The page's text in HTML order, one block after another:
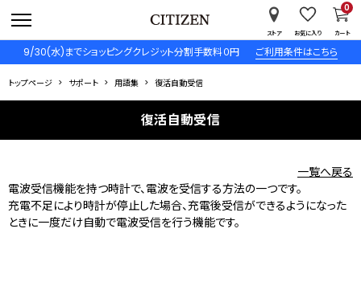
9/30(水)までショッピングクレジット分割手数料０円 ご利用条件はこちら
ストア お気に入り カート
0
トップページ サポート 用語集 復活自動受信
復活自動受信
一覧へ戻る
電波受信機能を持つ時計で、電波を受信する方法の一つです。
充電不足により時計が停止した場合、充電後受信ができるようになった
ときに一度だけ自動で電波受信を行う機能です。